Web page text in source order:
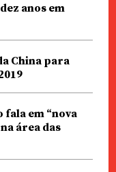
anos em
China para
fala em “nova
área das